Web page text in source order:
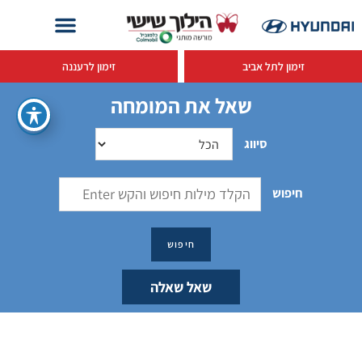
זימון לתל אביב זימון לרעננה
שאל את המומחה
סיווג
חיפוש
שאל שאלה